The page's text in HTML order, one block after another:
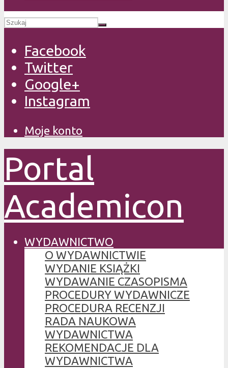
Facebook
Twitter
Google+
Instagram
Moje konto
Portal
Academicon
WYDAWNICTWO
O WYDAWNICTWIE
WYDANIE KSIĄŻKI
WYDAWANIE CZASOPISMA
PROCEDURY WYDAWNICZE
PROCEDURA RECENZJI
RADA NAUKOWA
WYDAWNICTWA
REKOMENDACJE DLA
WYDAWNICTWA